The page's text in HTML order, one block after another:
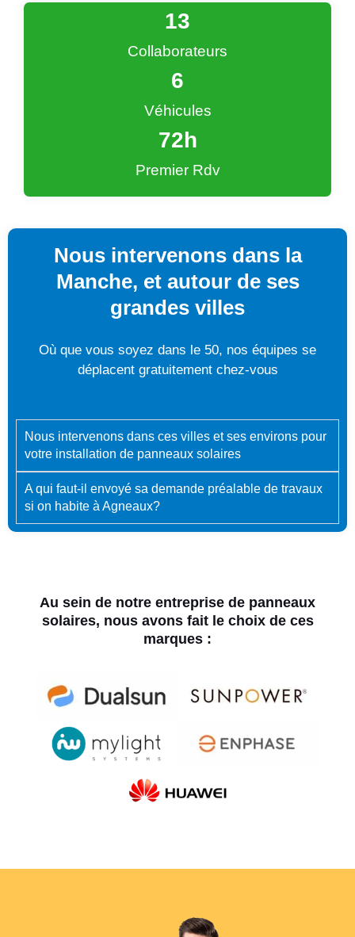
Collaborateurs
13
Véhicules
6
Premier Rdv
72h
Nous intervenons dans la
Manche, et autour de ses
grandes villes
Où que vous soyez dans le 50, nos équipes se
déplacent gratuitement chez-vous
Nous intervenons dans ces villes et ses environs pour
votre installation de panneaux solaires
A qui faut-il envoyé sa demande préalable de travaux
si on habite à Agneaux?
Au sein de notre entreprise de panneaux
solaires, nous avons fait le choix de ces
marques :